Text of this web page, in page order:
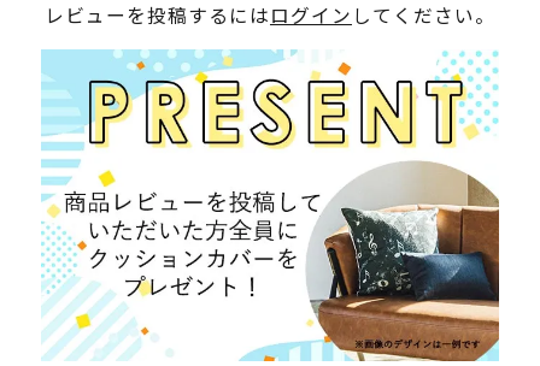
レビューを投稿するにはログイン してください。